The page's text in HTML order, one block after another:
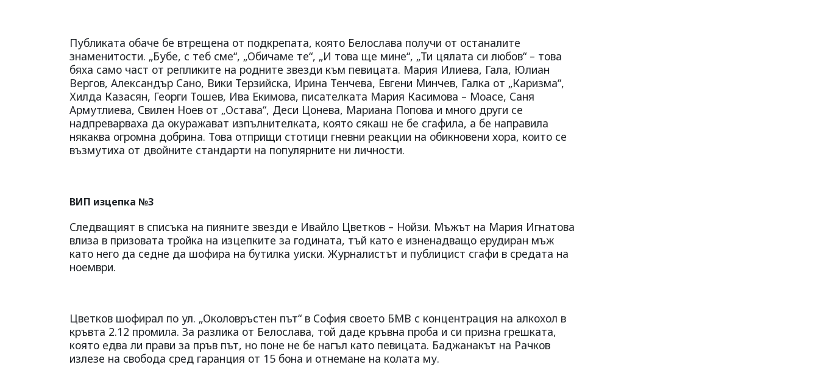
Публиката обаче бе втрещена от подкрепата, която Белослава получи от останалите
знаменитости. „Бубе, с теб сме“, „Обичаме те“, „И това ще мине“, „Ти цялата си любов“ – това
бяха само част от репликите на родните звезди към певицата. Мария Илиева, Гала, Юлиан
Вергов, Александър Сано, Вики Терзийска, Ирина Тенчева, Евгени Минчев, Галка от „Каризма“,
Хилда Казасян, Георги Тошев, Ива Екимова, писателката Мария Касимова – Моасе, Саня
Армутлиева, Свилен Ноев от „Остава“, Деси Цонева, Мариана Попова и много други се
надпреварваха да окуражават изпълнителката, която сякаш не бе сгафила, а бе направила
някаква огромна добрина. Това отприщи стотици гневни реакции на обикновени хора, които се
възмутиха от двойните стандарти на популярните ни личности.
ВИП изцепка №3
Следващият в списъка на пияните звезди е Ивайло Цветков – Нойзи. Мъжът на Мария Игнатова
влиза в призовата тройка на изцепките за годината, тъй като е изненадващо ерудиран мъж
като него да седне да шофира на бутилка уиски. Журналистът и публицист сгафи в средата на
ноември.
Цветков шофирал по ул. „Околовръстен път“ в София своето БМВ с концентрация на алкохол в
кръвта 2.12 промила. За разлика от Белослава, той даде кръвна проба и си призна грешката,
която едва ли прави за пръв път, но поне не бе нагъл като певицата. Баджанакът на Рачков
излезе на свобода сред гаранция от 15 бона и отнемане на колата му.